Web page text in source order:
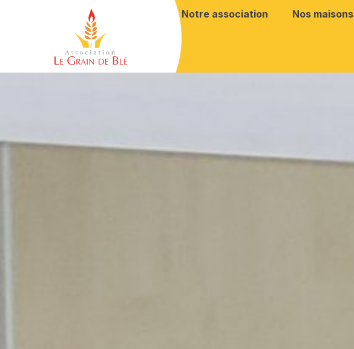
Notre association Nos maisons